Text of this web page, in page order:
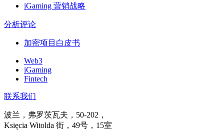
iGaming 营销战略
分析评论
加密项目白皮书
Web3
iGaming
Fintech
联系我们
波兰，弗罗茨瓦夫，50-202，
Księcia Witolda 街，49号，15室